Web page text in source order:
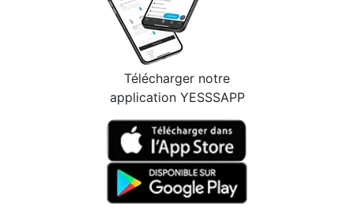
Télécharger notre
application YESSSAPP